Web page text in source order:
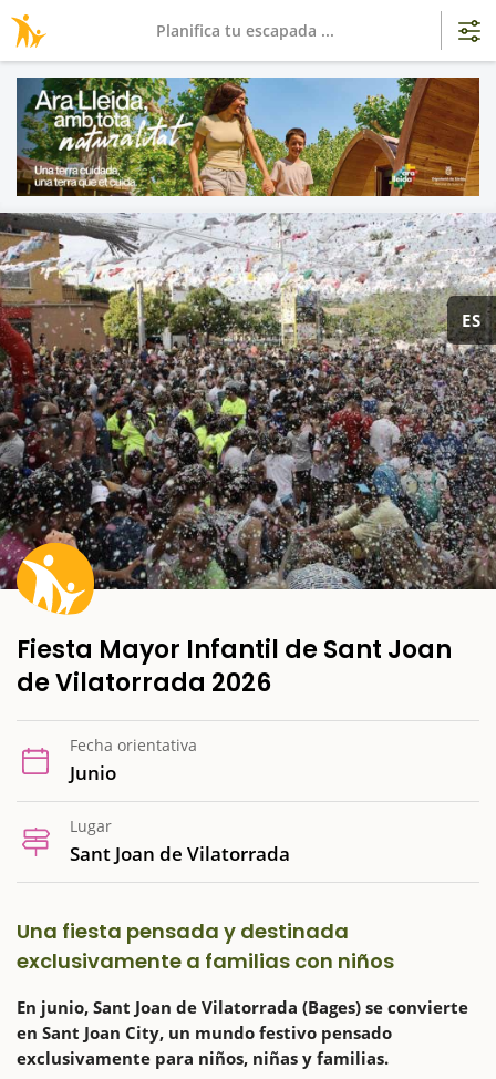
ES
Fiesta Mayor Infantil de Sant Joan
de Vilatorrada 2026
Fecha orientativa
Junio
Lugar
Sant Joan de Vilatorrada
Una fiesta pensada y destinada
exclusivamente a familias con niños
En junio, Sant Joan de Vilatorrada (Bages) se convierte
en Sant Joan City, un mundo festivo pensado
exclusivamente para niños, niñas y familias.
Planifica tu escapada ...